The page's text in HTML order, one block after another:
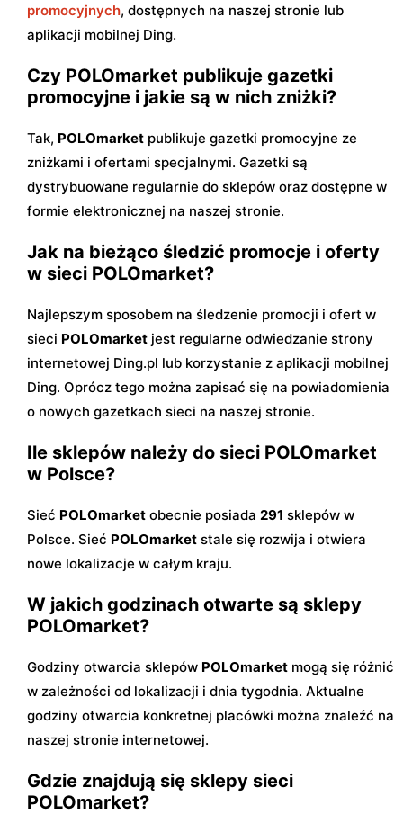
promocyjnych, dostępnych na naszej stronie lub
aplikacji mobilnej Ding.
Czy POLOmarket publikuje gazetki
promocyjne i jakie są w nich zniżki?
Tak, POLOmarket publikuje gazetki promocyjne ze
zniżkami i ofertami specjalnymi. Gazetki są
dystrybuowane regularnie do sklepów oraz dostępne w
formie elektronicznej na naszej stronie.
Jak na bieżąco śledzić promocje i oferty
w sieci POLOmarket?
Najlepszym sposobem na śledzenie promocji i ofert w
sieci POLOmarket jest regularne odwiedzanie strony
internetowej Ding.pl lub korzystanie z aplikacji mobilnej
Ding. Oprócz tego można zapisać się na powiadomienia
o nowych gazetkach sieci na naszej stronie.
Ile sklepów należy do sieci POLOmarket
w Polsce?
Sieć POLOmarket obecnie posiada 291 sklepów w
Polsce. Sieć POLOmarket stale się rozwija i otwiera
nowe lokalizacje w całym kraju.
W jakich godzinach otwarte są sklepy
POLOmarket?
Godziny otwarcia sklepów POLOmarket mogą się różnić
w zależności od lokalizacji i dnia tygodnia. Aktualne
godziny otwarcia konkretnej placówki można znaleźć na
naszej stronie internetowej.
Gdzie znajdują się sklepy sieci
POLOmarket?